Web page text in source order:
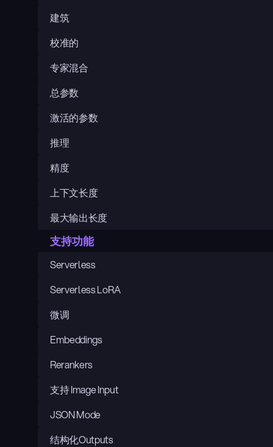
建筑
校准的
专家混合
总参数
激活的参数
推理
精度
上下文长度
最大输出长度
支持功能
Serverless
Serverless LoRA
微调
Embeddings
Rerankers
支持 Image Input
JSON Mode
结构化Outputs